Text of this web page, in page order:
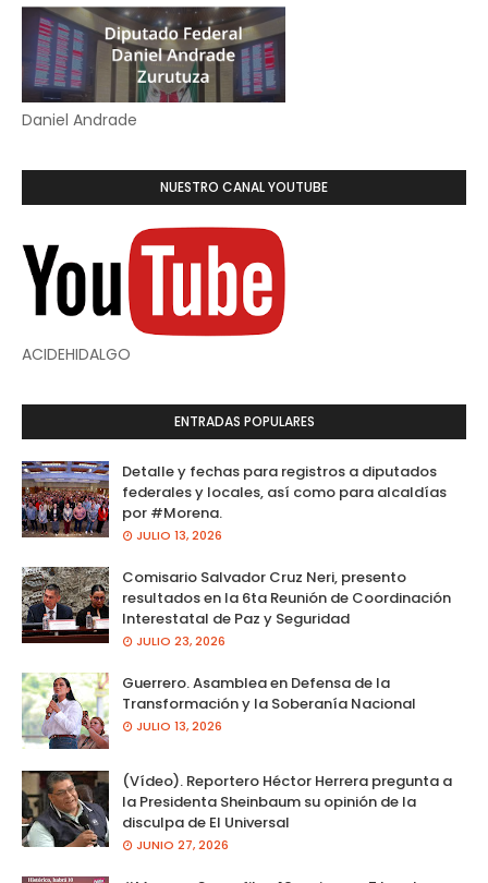
Daniel Andrade
NUESTRO CANAL YOUTUBE
ACIDEHIDALGO
ENTRADAS POPULARES
Detalle y fechas para registros a diputados
federales y locales, así como para alcaldías
por #Morena.
JULIO 13, 2026
Comisario Salvador Cruz Neri, presento
resultados en la 6ta Reunión de Coordinación
Interestatal de Paz y Seguridad
JULIO 23, 2026
Guerrero. Asamblea en Defensa de la
Transformación y la Soberanía Nacional
JULIO 13, 2026
(Vídeo). Reportero Héctor Herrera pregunta a
la Presidenta Sheinbaum su opinión de la
disculpa de El Universal
JUNIO 27, 2026